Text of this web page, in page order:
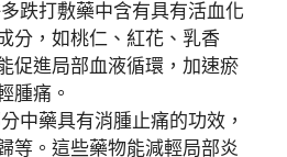
跌打敷藥中含有具有活血化
分，如桃仁、紅花、乳香
促進局部血液循環，加速瘀
腫痛。
中藥具有消腫止痛的功效，
等。這些藥物能減輕局部炎